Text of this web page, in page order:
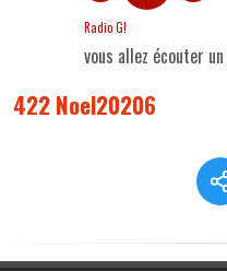
Radio G!
vous allez écouter
422 Noel20206